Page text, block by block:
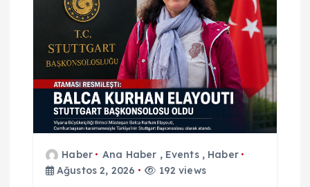
Haber Ana Haber , Events, Haber
Ağustos 2, 2026
192 views